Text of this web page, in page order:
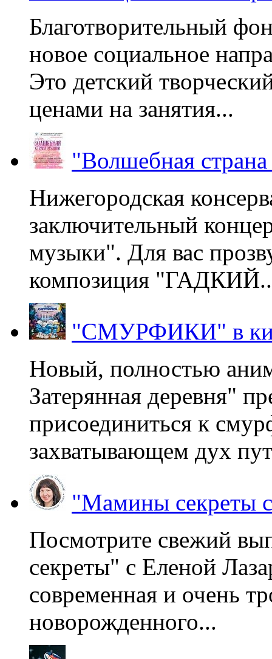
Благотворительный
новое социальное
Это детский
ценами на занятия...
"Волшебная
Нижегородская
заключительный
музыки". Для вас
композиция
"СМУРФИКИ" в
Новый, полностью
Затерянная деревня"
присоединиться к
захватывающем дух
"Мамины секреты
Посмотрите свежий
секреты" с Еленой
современная и очень
новорожденного...